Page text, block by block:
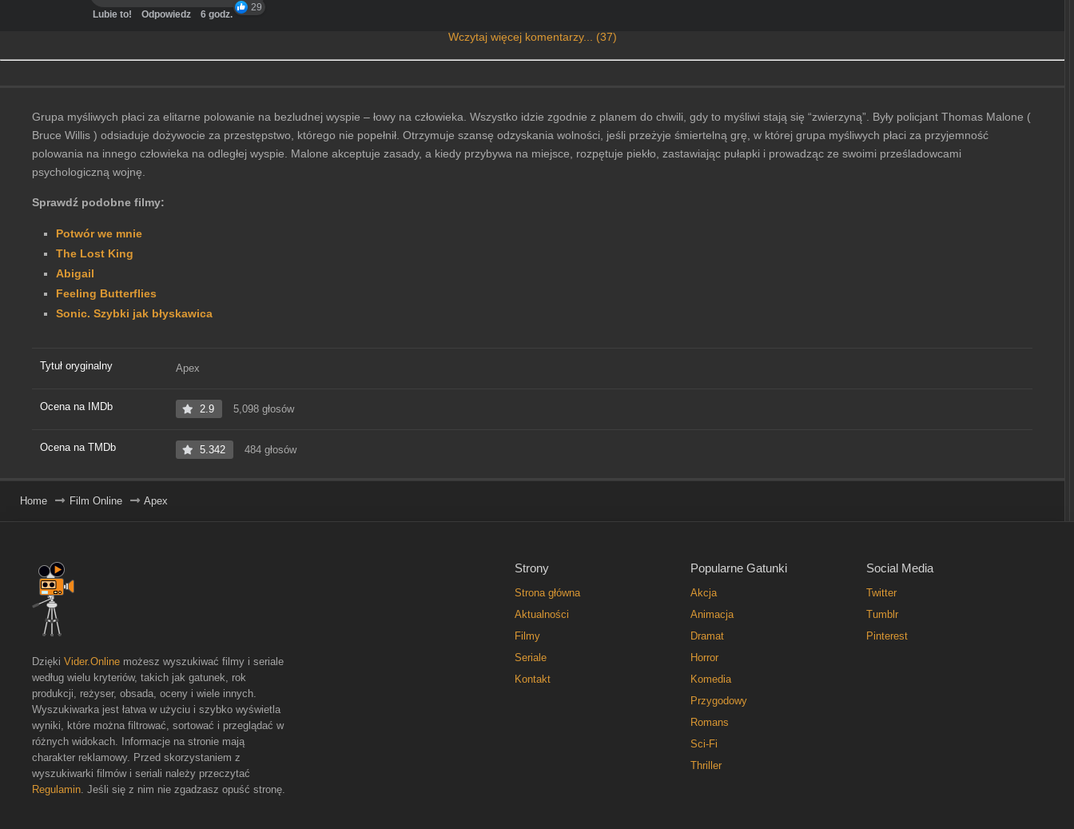
29
Lubie to! Odpowiedz 6 godz.
Wczytaj więcej komentarzy... (37)
Grupa myśliwych płaci za elitarne polowanie na bezludnej wyspie – łowy na człowieka. Wszystko idzie zgodnie z planem do chwili, gdy to myśliwi stają się “zwierzyną”. Były policjant Thomas Malone (
Bruce Willis ) odsiaduje dożywocie za przestępstwo, którego nie popełnił. Otrzymuje szansę odzyskania wolności, jeśli przeżyje śmiertelną grę, w której grupa myśliwych płaci za przyjemność
polowania na innego człowieka na odległej wyspie. Malone akceptuje zasady, a kiedy przybywa na miejsce, rozpętuje piekło, zastawiając pułapki i prowadząc ze swoimi prześladowcami
psychologiczną wojnę.
Sprawdź podobne filmy:
Potwór we mnie
The Lost King
Abigail
Feeling Butterflies
Sonic. Szybki jak błyskawica
Tytuł oryginalny Apex
Ocena na IMDb 2.9 5,098 głosów
Ocena na TMDb 5.342 484 głosów
Home Film Online Apex
Strony
Strona główna
Aktualności
Filmy
Seriale
Kontakt
Popularne Gatunki
Akcja
Animacja
Dramat
Horror
Komedia
Przygodowy
Romans
Sci-Fi
Thriller
Social Media
Twitter
Tumblr
Pinterest
Dzięki Vider.Online możesz wyszukiwać filmy i seriale
według wielu kryteriów, takich jak gatunek, rok
produkcji, reżyser, obsada, oceny i wiele innych.
Wyszukiwarka jest łatwa w użyciu i szybko wyświetla
wyniki, które można filtrować, sortować i przeglądać w
różnych widokach. Informacje na stronie mają
charakter reklamowy. Przed skorzystaniem z
wyszukiwarki filmów i seriali należy przeczytać
Regulamin. Jeśli się z nim nie zgadzasz opuść stronę.